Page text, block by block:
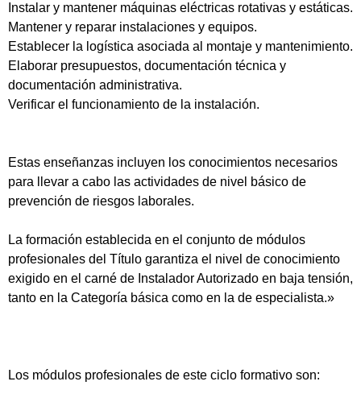
Instalar y mantener máquinas eléctricas rotativas y estáticas.
Mantener y reparar instalaciones y equipos.
Establecer la logística asociada al montaje y mantenimiento.
Elaborar presupuestos, documentación técnica y
documentación administrativa.
Verificar el funcionamiento de la instalación.
Estas enseñanzas incluyen los conocimientos necesarios
para llevar a cabo las actividades de nivel básico de
prevención de riesgos laborales.
La formación establecida en el conjunto de módulos
profesionales del Título garantiza el nivel de conocimiento
exigido en el carné de Instalador Autorizado en baja tensión,
tanto en la Categoría básica como en la de especialista.»
Los módulos profesionales de este ciclo formativo son: